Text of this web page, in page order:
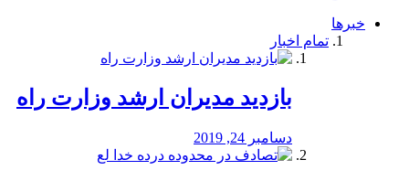
خبرها
تمام اخبار
بازدید مدیران ارشد وزارت راه
دسامبر 24, 2019